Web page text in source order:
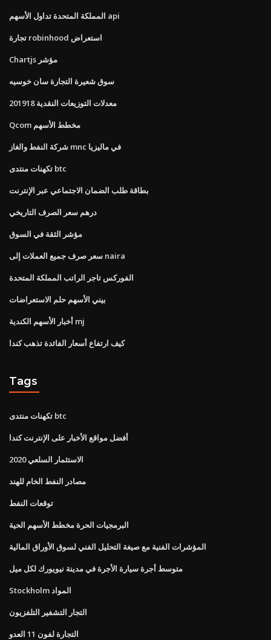
المملكة المتحدة تداول الأسهم api
تجارة robinhood استعراض
Chartjs مؤشر
سوق شعيرة التجارة سان خوسيه
معدلات التوزيعات النقدية 201918
Qcom مخطط الأسهم
شركة النفط والغاز mnc في ماليزيا
تكهنات منتدى btc
بطاقة طلب الضمان الاجتماعي عبر الإنترنت
درهم سعر الصرف التاريخي
مؤشر الثقة في السوق
سعر صرف جميع العملات إلى naira
الفوركس تاجر الراتب المملكة المتحدة
بيني الأسهم حلم الاستعراضات
أخبار الأسهم الكندية mj
كيف ارتفاع أسعار الفائدة تذهب كندا
Tags
تكهنات منتدى btc
أفضل مواقع الأخبار على الإنترنت كندا
الاستثمار السلعي 2020
مصادر النفط الخام للهند
توقعات النفط
البرمجيات الحرة مخطط الأسهم الحية
المؤشرات الفنية مع صيغة التحليل الفني لسوق الأوراق المالية
متوسط ​​أجرة سيارة الأجرة في مدينة نيويورك لكل ميل
Stockholm المواد
التجار التشفير التلفزيون
التجارة لفون 11 العدو